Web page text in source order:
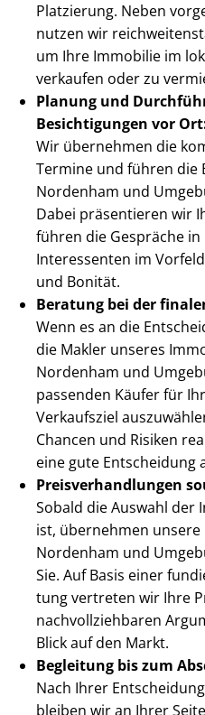
Platzierung. Neben
nutzen wir
um Ihre Immobilie im
verkaufen oder zu
Planung und
Besichtigungen vor
Wir übernehmen die
Termine und führen die
Nordenham und
Dabei präsentieren wir
führen die Gespräche
Interessenten im
und Bonität.
Beratung bei der
Wenn es an die
die Makler unseres
Nordenham und
passenden Käufer für
Verkaufsziel
Chancen und Risiken
eine gute Entscheidung
Preis­ver­hand­lun­gen
Sobald die Auswahl der
ist, übernehmen
Nordenham und
Sie. Auf Basis einer
tung vertreten wir Ihre
nach­voll­zieh­ba­ren
Blick auf den Markt.
Begleitung bis zum
Nach Ihrer
bleiben wir an Ihrer